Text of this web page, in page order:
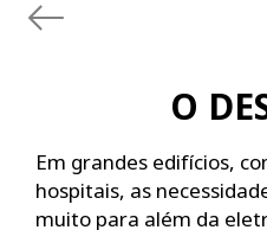
O
Em grandes edifícios,
hospitais, as
muito para além da